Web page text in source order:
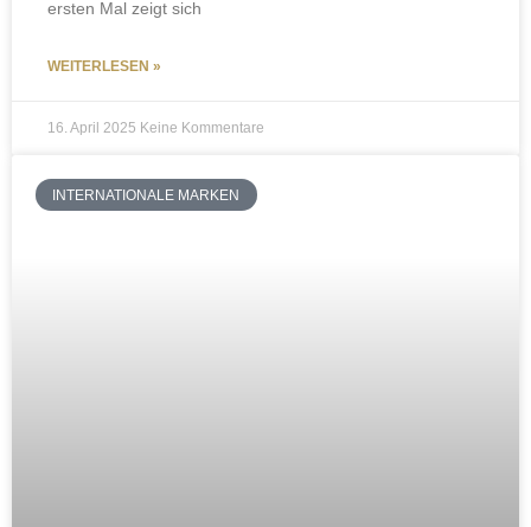
ersten Mal zeigt sich
WEITERLESEN »
16. April 2025 Keine Kommentare
INTERNATIONALE MARKEN